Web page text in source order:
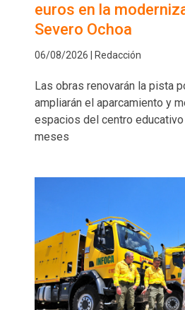
euros en la
Severo Ochoa
06/08/2026 | Redacción
Las obras renovarán la pista
ampliarán el aparcamiento y
espacios del centro
meses